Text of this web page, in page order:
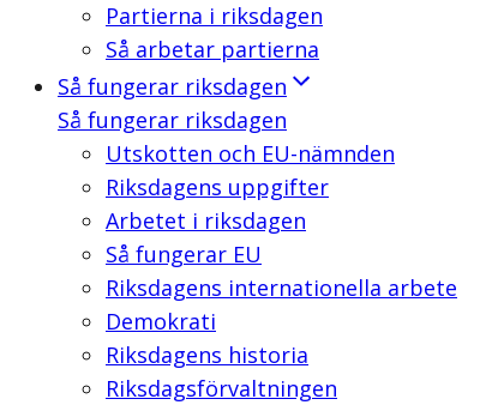
Partierna i riksdagen
Så arbetar partierna
Så fungerar riksdagen
Så fungerar riksdagen
Utskotten och EU-nämnden
Riksdagens uppgifter
Arbetet i riksdagen
Så fungerar EU
Riksdagens internationella arbete
Demokrati
Riksdagens historia
Riksdagsförvaltningen